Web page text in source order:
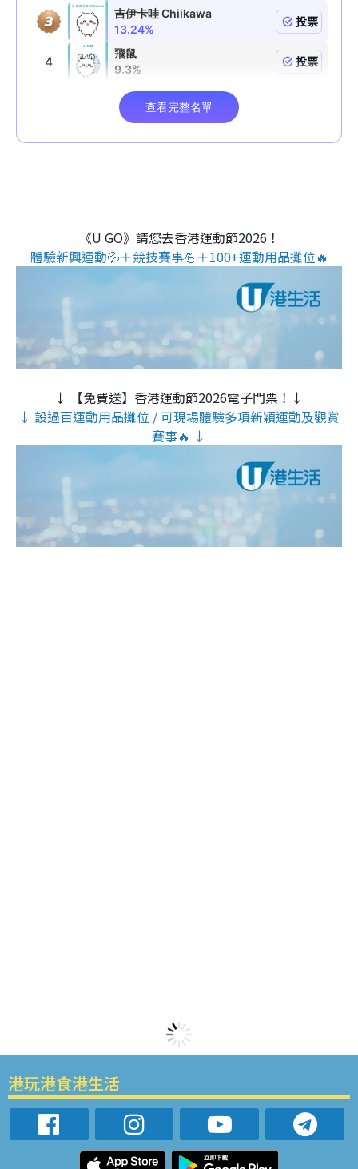
《U GO》請您去香港運動節2026！
體驗新興運動💦＋競技賽事💪＋100+運動用品攤位🔥
↓ 【免費送】香港運動節2026電子門票！↓
↓ 設過百運動用品攤位 / 可現場體驗多項新穎運動及觀賞
賽事🔥 ↓
港玩港食港生活